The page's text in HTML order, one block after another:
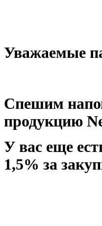
Уважаемые
Спешим
продукцию
У вас еще
1,5% за